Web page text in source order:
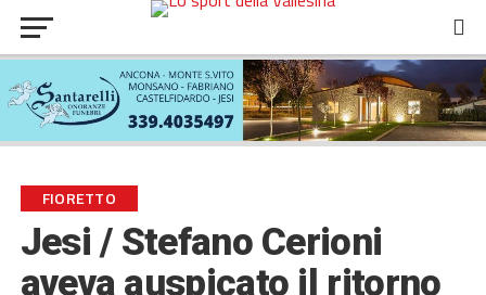
FIORETTO
Jesi / Stefano Cerioni
aveva auspicato il ritorno